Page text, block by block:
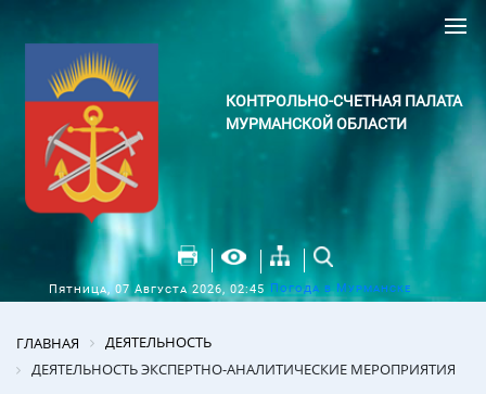
КОНТРОЛЬНО-СЧЕТНАЯ ПАЛАТА
МУРМАНСКОЙ ОБЛАСТИ
Пятница, 07 Августа 2026, 02:45 Погода в Мурманске
ГЛАВНАЯ
ДЕЯТЕЛЬНОСТЬ
ДЕЯТЕЛЬНОСТЬ ЭКСПЕРТНО-АНАЛИТИЧЕСКИЕ МЕРОПРИЯТИЯ